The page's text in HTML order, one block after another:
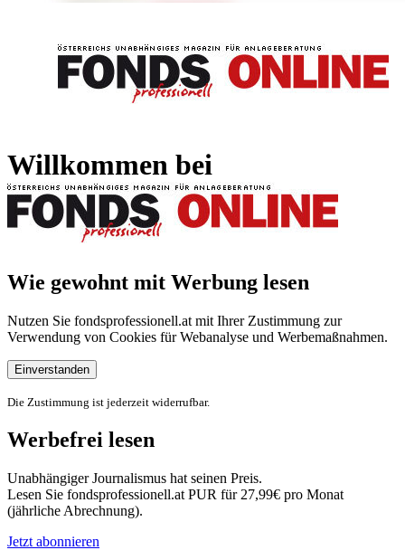
Willkommen bei
Wie gewohnt mit Werbung lesen
Nutzen Sie fondsprofessionell.at mit Ihrer Zustimmung zur
Verwendung von Cookies für Webanalyse und Werbemaßnahmen.
Einverstanden
Die Zustimmung ist jederzeit widerrufbar.
Werbefrei lesen
Unabhängiger Journalismus hat seinen Preis.
Lesen Sie fondsprofessionell.at PUR für 27,99€ pro Monat
(jährliche Abrechnung).
Jetzt abonnieren